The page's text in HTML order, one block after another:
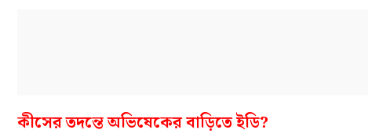
কীসের তদন্তে অভিষেকের বাড়িতে ইডি?